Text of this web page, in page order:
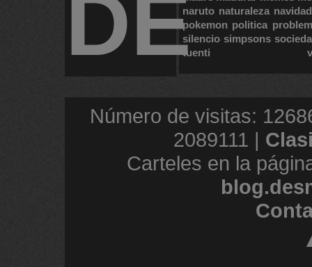
DEnaruto naturaleza navidad
pokemon politica
silencio simpsons
tuenti
Número de visitas:
2089111 |
Carteles en la